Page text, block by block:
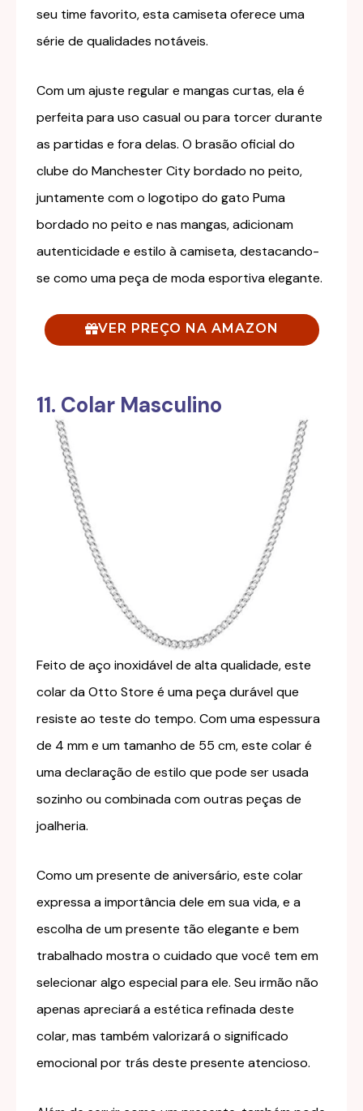
seu time favorito, esta camiseta oferece uma
série de qualidades notáveis.
Com um ajuste regular e mangas curtas, ela é
perfeita para uso casual ou para torcer durante
as partidas e fora delas. O brasão oficial do
clube do Manchester City bordado no peito,
juntamente com o logotipo do gato Puma
bordado no peito e nas mangas, adicionam
autenticidade e estilo à camiseta, destacando-
se como uma peça de moda esportiva elegante.
VER PREÇO NA AMAZON
11. Colar Masculino
Feito de aço inoxidável de alta qualidade, este
colar da Otto Store é uma peça durável que
resiste ao teste do tempo. Com uma espessura
de 4 mm e um tamanho de 55 cm, este colar é
uma declaração de estilo que pode ser usada
sozinho ou combinada com outras peças de
joalheria.
Como um presente de aniversário, este colar
expressa a importância dele em sua vida, e a
escolha de um presente tão elegante e bem
trabalhado mostra o cuidado que você tem em
selecionar algo especial para ele. Seu irmão não
apenas apreciará a estética refinada deste
colar, mas também valorizará o significado
emocional por trás deste presente atencioso.